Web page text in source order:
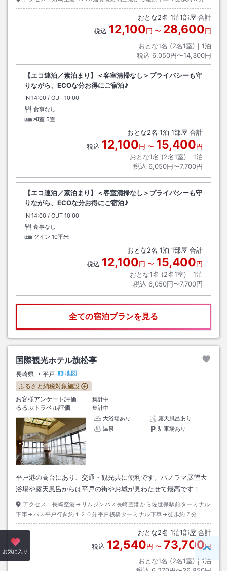
おとな2名 1泊1部屋 合計
税込 12,100円 〜 28,600円
おとな1名 (2名1室)｜ 1泊
税込 6,050円〜14,300円
【エコ連泊／素泊まり】＜客室清掃なし＞プライバシーも守
りながら、ECOな分お得にご宿泊♪
IN チェックイン
14:00 / OUT チェックアウト
10:00
食事なし
和室 5畳
おとな2名 1泊 1部屋 合計
税込 12,100円 〜 15,400円
おとな1名 (2名1室)｜ 1泊
税込 6,050円〜7,700円
【エコ連泊／素泊まり】＜客室清掃なし＞プライバシーも守
りながら、ECOな分お得にご宿泊♪
IN チェックイン
14:00 / OUT チェックアウト
10:00
食事なし
ツイン 10平米
おとな2名 1泊 1部屋 合計
税込 12,100円 〜 15,400円
おとな1名 (2名1室)｜ 1泊
税込 6,050円〜7,700円
全ての宿泊プランを見る
国際観光ホテル旗松亭
長崎県 平戸
地図
ふるさと納税対象施設
お客様アンケート評価
集計中
るるぶトラベル評価
集計中
大浴場あり
露天風呂あり
温泉
駐車場あり
平戸港の高台にあり、交通・観光共に便利です。パノラマ展望大
浴場や露天風呂からは平戸の街やお城が見わたせて最高です！
アクセス： 長崎空港→リムジンバス長崎空港から佐世保駅前ターミナル
下車→バス平戸行き約１２０分平戸桟橋ターミナル下車→徒歩約７分
おとな2名 1泊1部屋 合計
税込 12,540円 〜 73,700円
おとな1名 (2名1室)｜ 1泊
お気に入り ペー